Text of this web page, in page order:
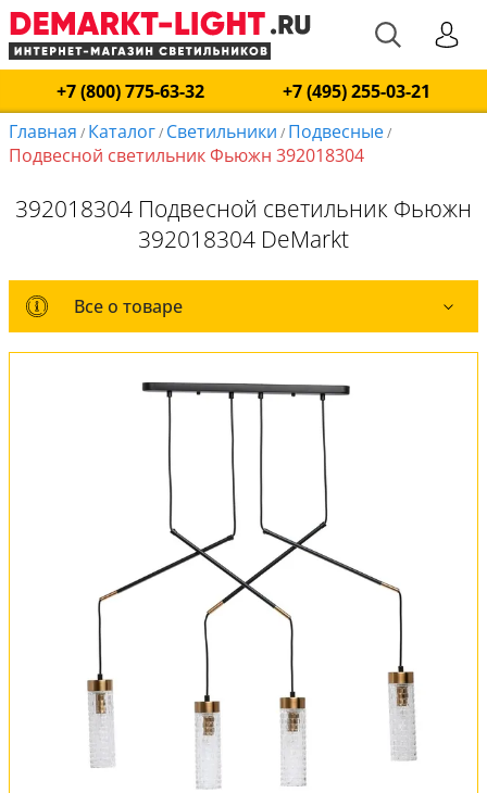
+7 (800) 775-63-32
+7 (495) 255-03-21
Главная / Каталог/ Светильники / Подвесные/
Подвесной светильник Фьюжн 392018304
392018304 Подвесной светильник Фьюжн
392018304 DeMarkt
Все о товаре
Все о товаре
Комплект лампочек
Вся коллекция
Оплата и доставка
Обмен и возврат
Установка
FAQ
Отзывы